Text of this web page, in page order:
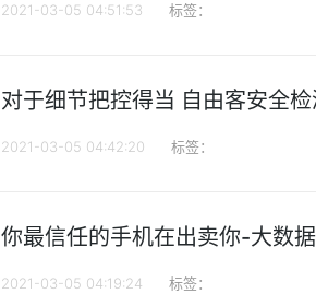
2021-03-05 04:51:53 标签：
对于细节把控得当 自由客安全
2021-03-05 04:42:20 标签：
你最信任的手机在出卖你-大数
2021-03-05 04:19:24 标签：